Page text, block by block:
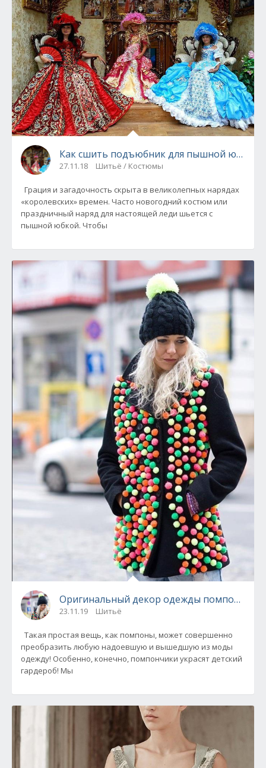
Как сшить подъюбник для пышной юбки
27.11.18 Шитьё / Костюмы
Грация и загадочность скрыта в великолепных нарядах
«королевских» времен. Часто новогодний костюм или
праздничный наряд для настоящей леди шьется с
пышной юбкой. Чтобы
Оригинальный декор одежды
23.11.19 Шитьё
Такая простая вещь, как помпоны, может совершенно
преобразить любую надоевшую и вышедшую из моды
одежду! Особенно, конечно, помпончики украсят детский
гардероб! Мы